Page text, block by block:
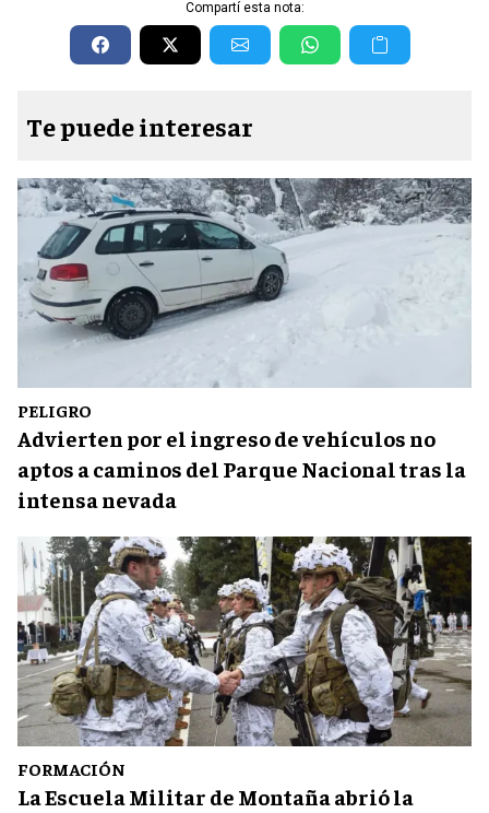
Compartí esta nota:
Te puede interesar
PELIGRO
Advierten por el ingreso de vehículos no
aptos a caminos del Parque Nacional tras la
intensa nevada
FORMACIÓN
La Escuela Militar de Montaña abrió la